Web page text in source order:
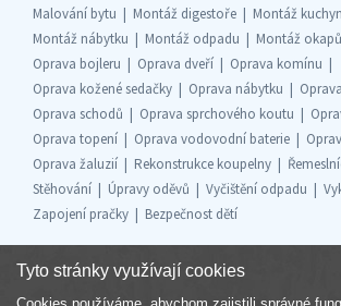
Malování bytu
Montáž digestoře
Montáž
Montáž nábytku
Montáž odpadu Montáž okapů
Oprava bojleru
Oprava dveří
Oprava komínu
Oprava kožené sedačky
Oprava nábytku
Oprava schodů
Oprava sprchového koutu
Oprava topení
Oprava vodovodní baterie
Oprava žaluzií
Rekonstrukce koupelny
Stěhování
Úpravy oděvů Vyčištění odpadu
Zapojení pračky
Bezpečnost dětí
Tyto stránky využívají cookies